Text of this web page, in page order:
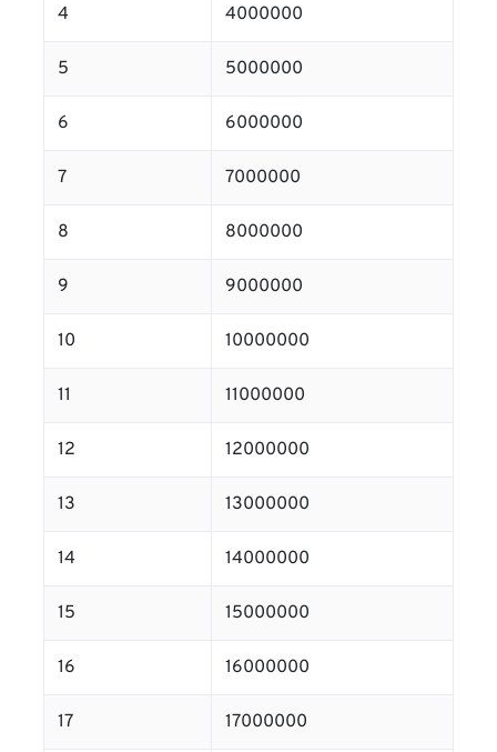
4 4000000
5 5000000
6 6000000
7 7000000
8 8000000
9 9000000
10 10000000
11 11000000
12 12000000
13 13000000
14 14000000
15 15000000
16 16000000
17 17000000